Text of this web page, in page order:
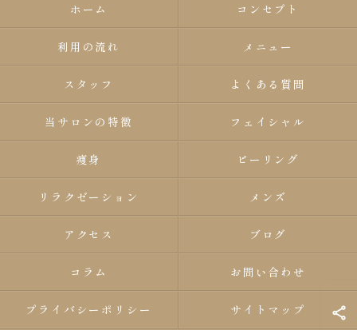
ホーム コンセプト
利用の流れ メニュー
スタッフ よくある質問
当サロンの特徴 フェイシャル
痩身 ピーリング
リラクゼーション メンズ
アクセス ブログ
コラム お問い合わせ
プライバシーポリシー サイトマップ